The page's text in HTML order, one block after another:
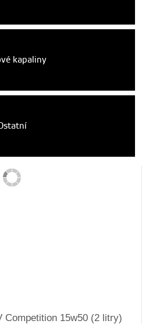
kapaliny
Competition 15w50 (2 litry)